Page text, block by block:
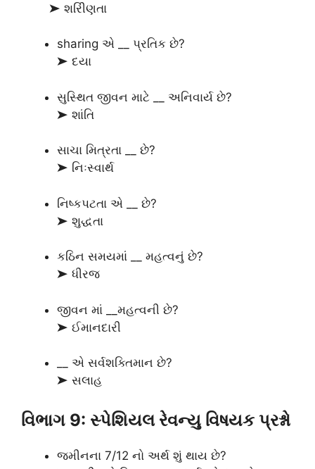
➤ શરીિણતા
sharing એ __ પ્રતિક છે?
➤ દયા
સુસ્થિત જીવન માટે __ અનિવાર્ય છે?
➤ શાંતિ
સાચા મિત્રતા __ છે?
➤ નિઃસ્વાર્થ
નિષ્કપટતા એ __ છે?
➤ શુદ્ધતા
કઠિન સમયમાં __ મહત્વનું છે?
➤ ધીરજ
જીવન માં __મહત્વની છે?
➤ ઈમાનદારી
__ એ સર્વશક્તિમાન છે?
➤ સલાહ
વિભાગ 9: સ્પેશિયલ રેવન્યુ વિષયક પ્રશ્નો
જમીનના 7/12 નો અર્થ શું થાય છે?